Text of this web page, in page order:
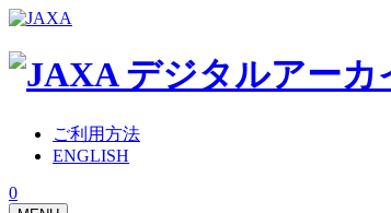
ご利用方法
ENGLISH
0